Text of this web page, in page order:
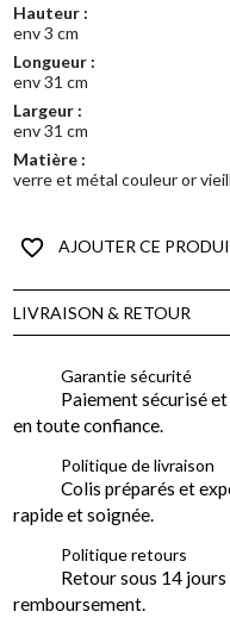
Hauteur :
env 3 cm
Longueur :
env 31 cm
Largeur :
env 31 cm
Matière :
verre et métal couleur or
favorite_border AJOUTER CE
LIVRAISON & RETOUR
Garantie sécurité
Paiement sécurisé
en toute confiance.
Politique de livraison
Colis préparés et
rapide et soignée.
Politique retours
Retour sous 14
remboursement.